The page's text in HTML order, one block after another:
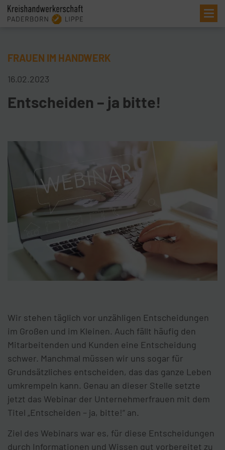
FRAUEN IM HANDWERK
16.02.2023
Entscheiden – ja bitte!
Wir stehen täglich vor unzähligen Entscheidungen
im Großen und im Kleinen. Auch fällt häufig den
Mitarbeitenden und Kunden eine Entscheidung
schwer. Manchmal müssen wir uns sogar für
Grundsätzliches entscheiden, das das ganze Leben
umkrempeln kann. Genau an dieser Stelle setzte
jetzt das Webinar der Unternehmerfrauen mit dem
Titel „Entscheiden – ja, bitte!“ an.
Ziel des Webinars war es, für diese Entscheidungen
durch Informationen und Wissen gut vorbereitet zu